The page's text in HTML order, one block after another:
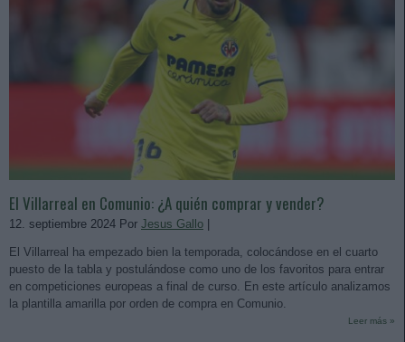
El Villarreal en Comunio: ¿A quién comprar y vender?
12. septiembre 2024 Por Jesus Gallo |
El Villarreal ha empezado bien la temporada, colocándose en el cuarto
puesto de la tabla y postulándose como uno de los favoritos para entrar
en competiciones europeas a final de curso. En este artículo analizamos
la plantilla amarilla por orden de compra en Comunio.
Leer más »